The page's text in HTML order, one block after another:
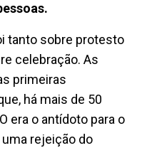
tanto sobre protesto
celebração. As
primeiras
há mais de 50
era o antídoto para o
rejeição do